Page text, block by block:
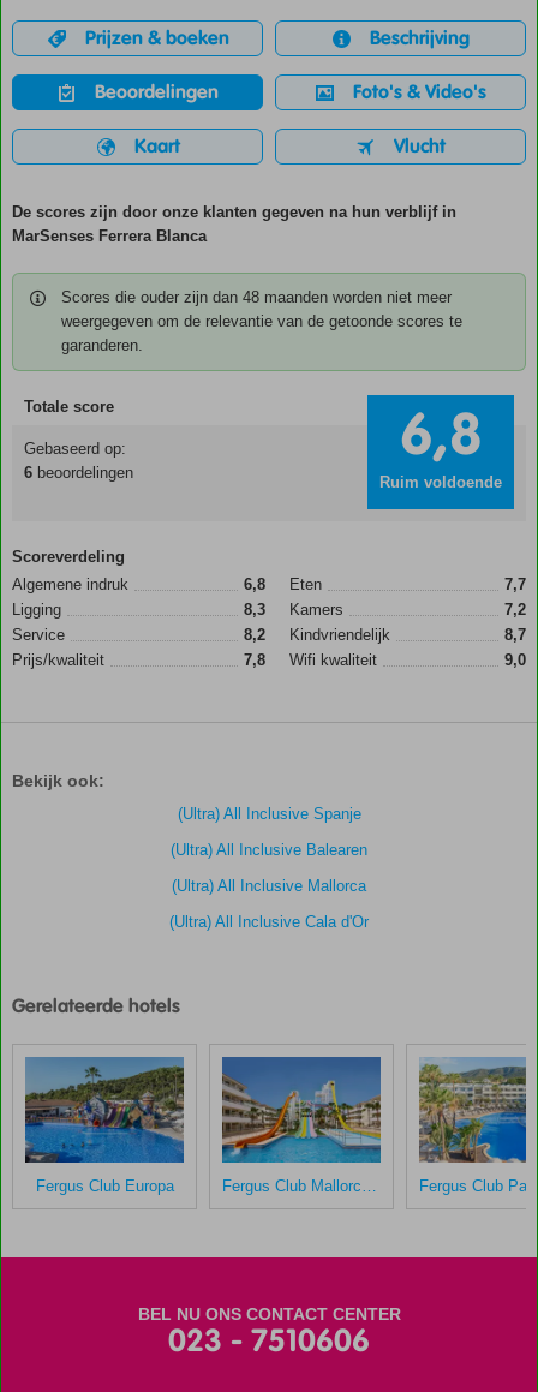
Prijzen & boeken Beschrijving
Beoordelingen Foto's & Video's
Kaart Vlucht
De scores zijn door onze klanten gegeven na hun verblijf in
MarSenses Ferrera Blanca
Scores die ouder zijn dan 48 maanden worden niet meer
weergegeven om de relevantie van de getoonde scores te
garanderen.
Totale score
Gebaseerd op:
6 beoordelingen 6,8
Ruim voldoende
Scoreverdeling
Algemene indruk
6,8
Ligging
8,3
Service
8,2
Prijs/kwaliteit
7,8
Eten
7,7
Kamers
7,2
Kindvriendelijk
8,7
Wifi kwaliteit
9,0
Bekijk ook:
(Ultra) All Inclusive Spanje
(Ultra) All Inclusive Balearen
(Ultra) All Inclusive Mallorca
(Ultra) All Inclusive Cala d'Or
Gerelateerde hotels
Fergus Club Europa Fergus Club Mallorca Waterpark
BEL NU ONS CONTACT CENTER
023 - 7510606